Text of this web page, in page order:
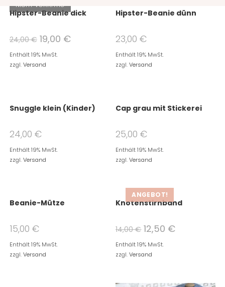
NICHT VORRÄTIG
Hipster-Beanie dick
24,00€ 19,00 €
Enthält 19% MwSt.
zzgl.Versand
Hipster-Beanie dünn
23,00€
Enthält 19% MwSt.
zzgl.Versand
Snuggle klein (Kinder)
24,00 €
Enthält 19% MwSt.
zzgl.Versand
Cap grau mit Stickerei
25,00€
Enthält 19% MwSt.
zzgl.Versand
Beanie-Mütze
15,00 €
Enthält 19% MwSt.
zzgl.Versand
ANGEBOT!
Knotenstirnband
14,00€ 12,50 €
Enthält 19% MwSt.
zzgl.Versand